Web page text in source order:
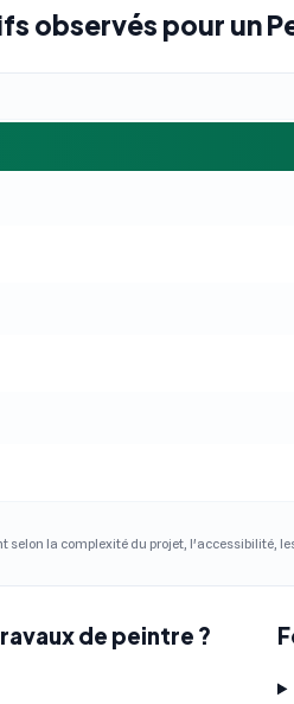
observés pour un
selon la complexité du projet, l'accessibilité,
de peintre ?